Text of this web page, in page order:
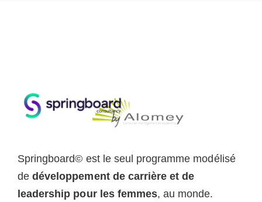
Springboard© est le seul programme modélisé
dedéveloppement de carrière et de
leadership pour les femmes, au monde.